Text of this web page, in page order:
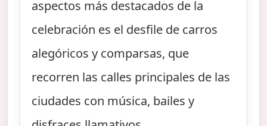
aspectos más destacados de la
celebración es el desfile de carros
alegóricos y comparsas, que
recorren las calles principales de las
ciudades con música, bailes y